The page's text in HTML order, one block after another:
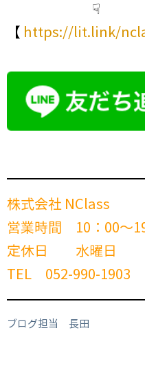
☟
【 https://lit.link/
株式会社 NClass
営業時間 10：00～
定休日 水曜日
TEL 052-990-1903
ブログ担当 長田